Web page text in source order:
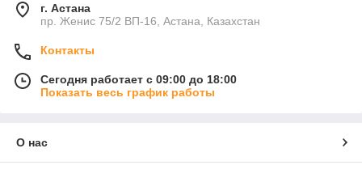
г. Астана
пр. Женис 75/2 ВП-16, Астана, Казахстан
Контакты
Сегодня работает с 09:00 до 18:00
Показать весь график работы
О нас